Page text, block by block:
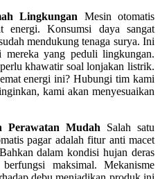
Lingkungan Mesin otomatis
energi. Konsumsi daya sangat
mendukung tenaga surya. Ini
yang peduli lingkungan.
khawatir soal lonjakan listrik.
energi ini? Hubungi tim kami
kami akan menyesuaikan
Perawatan Mudah Salah satu
pagar adalah fitur anti macet
dalam kondisi hujan deras
maksimal. Mekanisme